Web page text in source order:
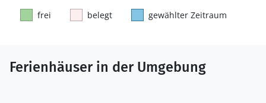
frei belegt gewählter Zeitraum
Ferienhäuser in der Umgebung